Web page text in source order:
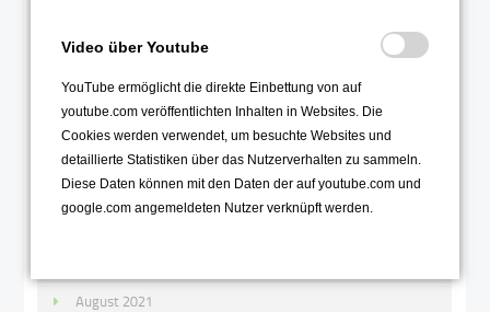
Februar 2022
Dezember 2021
November 2021
August 2021
Video über Youtube
YouTube ermöglicht die direkte Einbettung von auf
youtube.com veröffentlichten Inhalten in Websites. Die
Cookies werden verwendet, um besuchte Websites und
detaillierte Statistiken über das Nutzerverhalten zu sammeln.
Diese Daten können mit den Daten der auf youtube.com und
google.com angemeldeten Nutzer verknüpft werden.